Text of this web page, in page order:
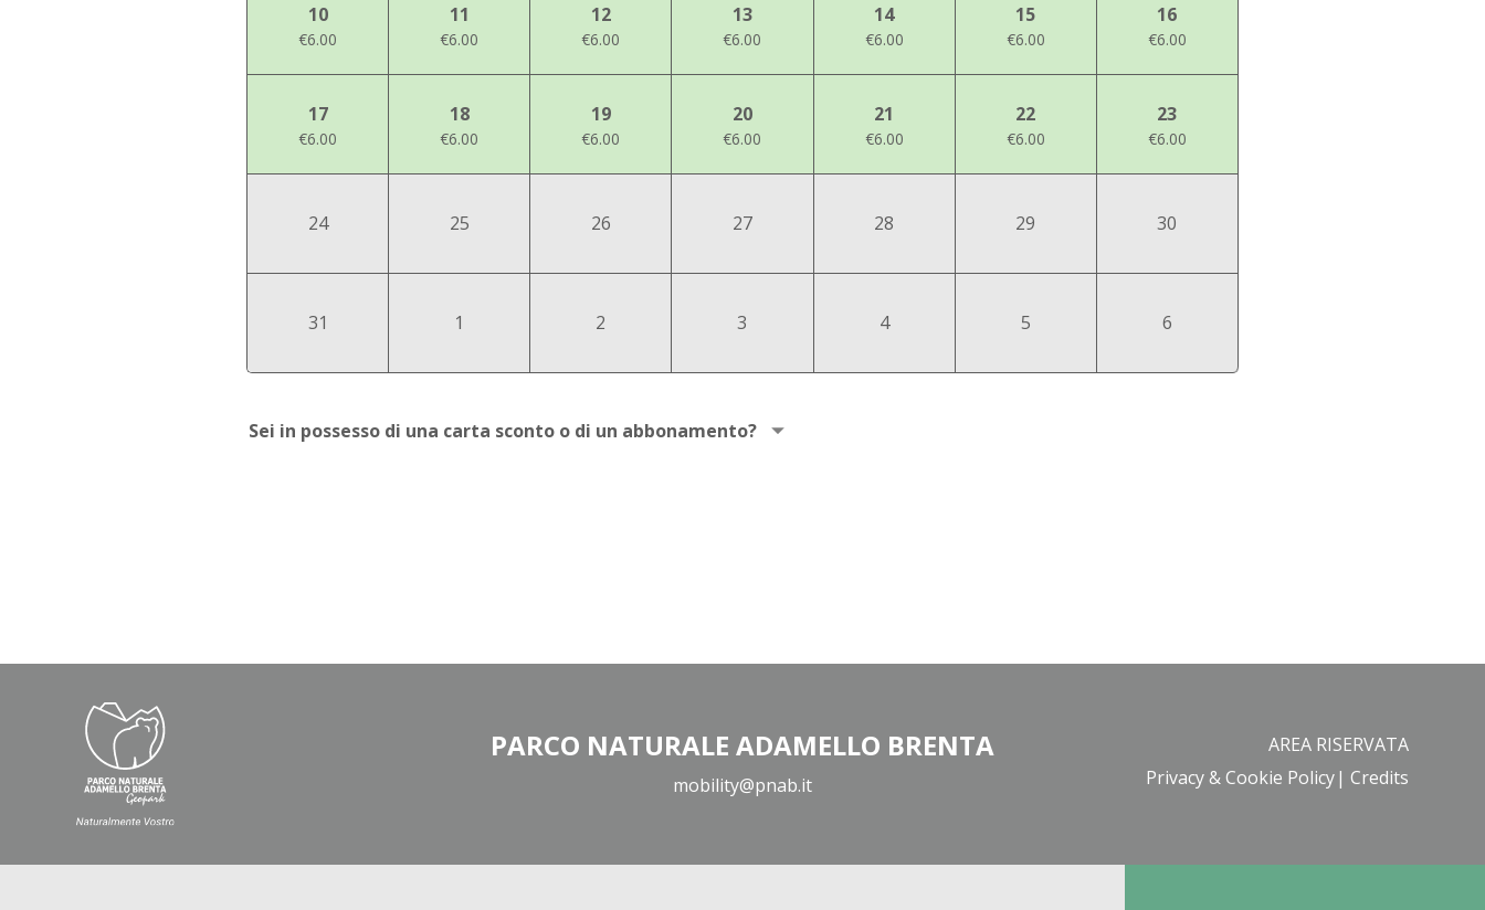
10
€6.00
11
€6.00
12
€6.00
13
€6.00
14
€6.00
15
€6.00
16
€6.00
17
€6.00
18
€6.00
19
€6.00
20
€6.00
21
€6.00
22
€6.00
23
€6.00
24 25 26 27 28 29 30
31 1 2 3 4 5 6
Sei in possesso di una carta sconto o di un abbonamento?
PARCO NATURALE ADAMELLO BRENTA
mobility@pnab.it
AREA RISERVATA
Privacy & Cookie Policy
Credits